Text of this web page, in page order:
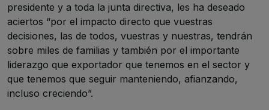
presidente y a toda la junta directiva, les ha deseado
aciertos “por el impacto directo que vuestras
decisiones, las de todos, vuestras y nuestras, tendrán
sobre miles de familias y también por el importante
liderazgo que exportador que tenemos en el sector y
que tenemos que seguir manteniendo, afianzando,
incluso creciendo”.